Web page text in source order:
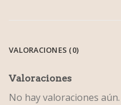
VALORACIONES (0)
Valoraciones
No hay valoraciones aún.